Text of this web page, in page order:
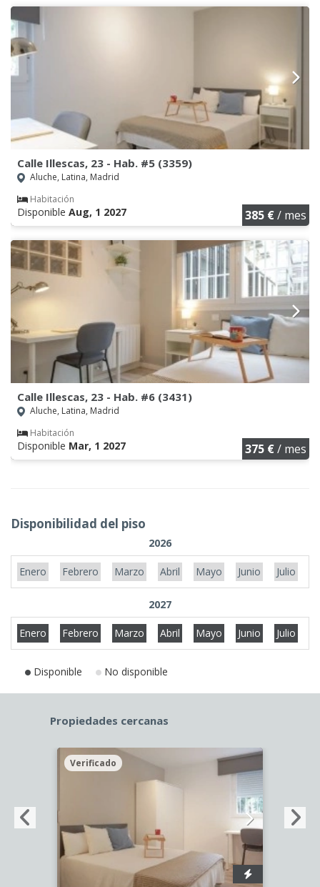
Calle Illescas, 23 - Hab. #5 (3359)
Aluche, Latina, Madrid
Habitación
Disponible Aug, 1 2027 385 €/ mes
Calle Illescas, 23 - Hab. #6 (3431)
Aluche, Latina, Madrid
Habitación
Disponible Mar, 1 2027 375 €/ mes
Disponibilidad del piso
2026
Enero Febrero Marzo Abril Mayo Junio Julio
2027
Enero Febrero Marzo Abril Mayo Junio Julio
Disponible No disponible
Propiedades cercanas
Verificado